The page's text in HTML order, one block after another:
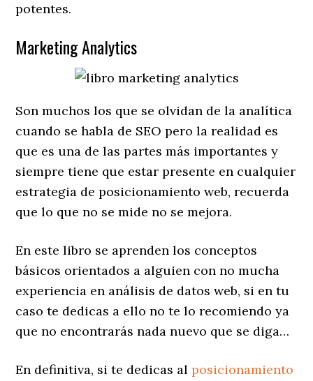
potentes.
Marketing Analytics
Son muchos los que se olvidan de la analítica
cuando se habla de SEO pero la realidad es
que es una de las partes más importantes y
siempre tiene que estar presente en cualquier
estrategia de posicionamiento web, recuerda
que lo que no se mide no se mejora.
En este libro se aprenden los conceptos
básicos orientados a alguien con no mucha
experiencia en análisis de datos web, si en tu
caso te dedicas a ello no te lo recomiendo ya
que no encontrarás nada nuevo que se diga…
En definitiva, si te dedicas alposicionamiento